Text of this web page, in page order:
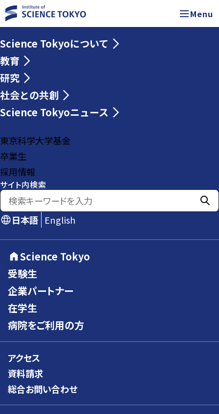
Menu
Science Tokyoについて
教育
研究
社会との共創
Science Tokyoニュース
東京科学大学基金
卒業生
採用情報
サイト内検索
日本語 English
Science Tokyo
受験生
企業パートナー
在学生
病院をご利用の方
アクセス
資料請求
総合お問い合わせ